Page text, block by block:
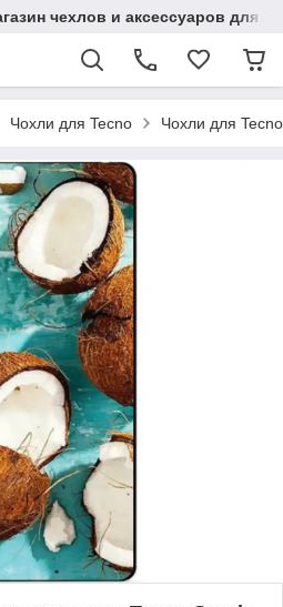
чехлов и аксессуаров для
Чохли для Tecno Чохли для